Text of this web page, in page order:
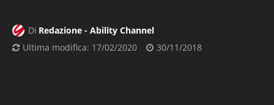
Di Redazione - Ability Channel
Ultima modifica: 17/02/2020 30/11/2018